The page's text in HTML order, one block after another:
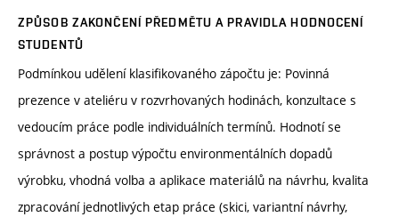
ZPŮSOB ZAKONČENÍ PŘEDMĚTU A PRAVIDLA HODNOCENÍ
STUDENTŮ
Podmínkou udělení klasifikovaného zápočtu je: Povinná
prezence v ateliéru v rozvrhovaných hodinách, konzultace s
vedoucím práce podle individuálních termínů. Hodnotí se
správnost a postup výpočtu environmentálních dopadů
výrobku, vhodná volba a aplikace materiálů na návrhu, kvalita
zpracování jednotlivých etap práce (skici, variantní návrhy,